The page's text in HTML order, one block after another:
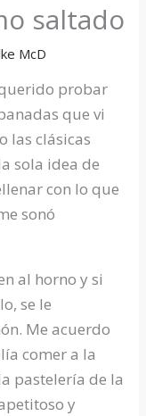
saltado
McD
probar
que vi
las clásicas
sola idea de
con lo que
sonó
al horno y si
se le
Me acuerdo
comer a la
pastelería de la
y